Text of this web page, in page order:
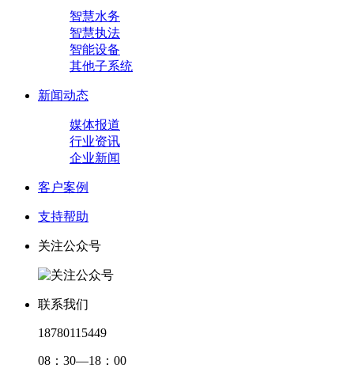
智慧水务
智慧执法
智能设备
其他子系统
新闻动态
媒体报道
行业资讯
企业新闻
客户案例
支持帮助
关注公众号
联系我们
18780115449
08：30—18：00